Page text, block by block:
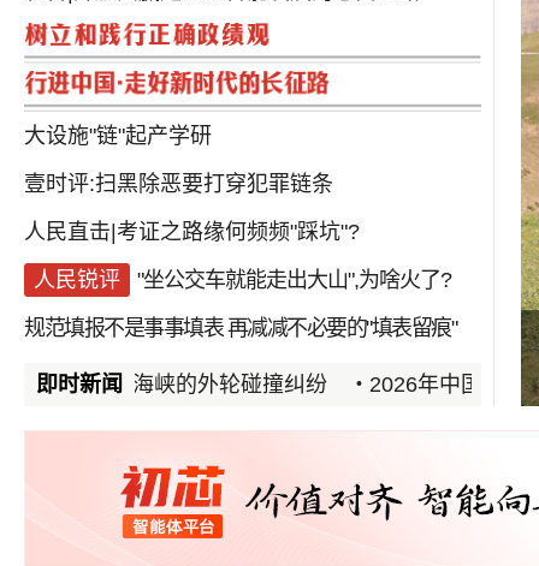
大设施"链"起产学研
壹时评:扫黑除恶要打穿犯罪链条
人民直击| 考证之路缘何频频"踩坑"?
人民锐评
"坐公交车就能走出大山",为啥火了?
规范填报不是事事填表 再减减不必要的"填表留痕"
即时新闻
尔木兹海峡的外轮碰撞纠纷 2026年中国国际服